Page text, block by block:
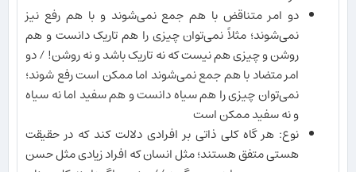
دو امر متناقض با هم جمع نمی‌شوند و با هم رفع نیز
نمی‌شوند؛ مثلاً نمی‌توان چیزی را هم تاریک دانست و هم
روشن و چیزی هم نیست که نه تاریک باشد و نه روشن! / دو
امر متضاد با هم جمع نمی‌شوند اما ممکن است رفع شوند؛
نمی‌توان چیزی را هم سیاه دانست و هم سفید اما نه سیاه
و نه سفید ممکن است
نوع: هر گاه کلی ذاتی بر افرادی دلالت کند که در حقیقت
هستی متفق هستند؛ مثل انسان که افراد زیادی مثل حسن